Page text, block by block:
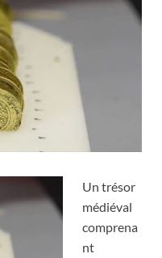
Un trésor
médiéval
comprena
nt